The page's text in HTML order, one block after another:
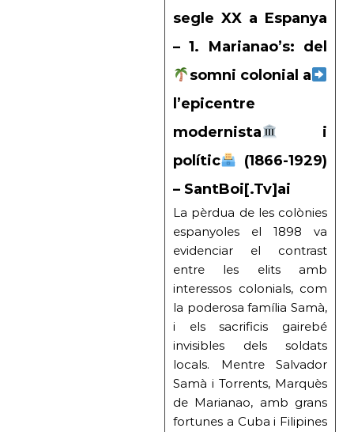
segle XX a Espanya
– 1. Marianao’s: del
somni colonial a
l’epicentre
modernista
i
polític
(1866-1929)
– SantBoi[.Tv]ai
La pèrdua de les colònies
espanyoles el 1898 va
evidenciar el contrast
entre les elits amb
interessos colonials, com
la poderosa família Samà,
i els sacrificis gairebé
invisibles dels soldats
locals. Mentre Salvador
Samà i Torrents, Marquès
de Marianao, amb grans
fortunes a Cuba i Filipines